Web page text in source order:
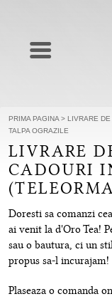
PRIMA PAGINA > LIVRARE
TALPA OGRAZILE
LIVRARE
CADOURI
Doresti sa comanzi
ai venit la d'Oro Tea!
sau o bautura, ci un
propus sa-l incurajam!
Plaseaza o comanda